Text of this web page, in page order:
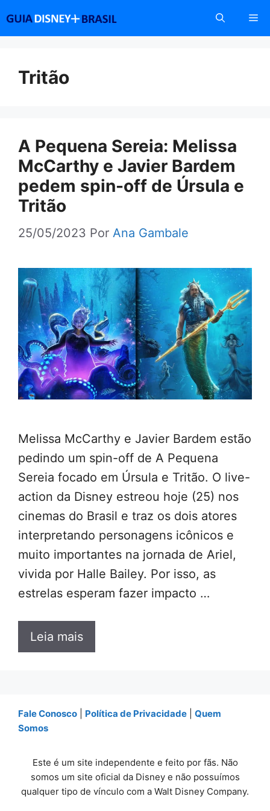
conteúdo
Tritão
A Pequena Sereia: Melissa
McCarthy e Javier Bardem
pedem spin-off de Úrsula e
Tritão
25/05/2023 Por Ana Gambale
Melissa McCarthy e Javier Bardem estão
pedindo um spin-off de A Pequena
Sereia focado em Úrsula e Tritão. O live-
action da Disney estreou hoje (25) nos
cinemas do Brasil e traz os dois atores
interpretando personagens icônicos e
muito importantes na jornada de Ariel,
vivida por Halle Bailey. Por isso, as
estrelas esperam fazer impacto …
Leia mais
Fale Conosco Política de Privacidade
Quem
Somos
Este é um site independente e feito por fãs. Não
somos um site oficial da Disney e não possuímos
qualquer tipo de vínculo com a Walt Disney Company.